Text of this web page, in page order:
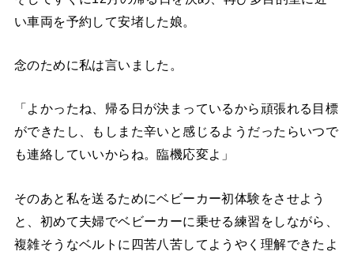
い車両を予約して安堵した娘。
念のために私は言いました。
「よかったね、帰る日が決まっているから頑張れる目標
ができたし、もしまた辛いと感じるようだったらいつで
も連絡していいからね。臨機応変よ」
そのあと私を送るためにベビーカー初体験をさせよう
と、初めて夫婦でベビーカーに乗せる練習をしながら、
複雑そうなベルトに四苦八苦してようやく理解できたよ